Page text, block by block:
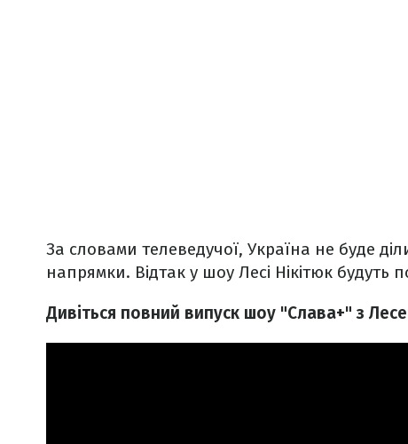
За словами телеведучої, Україна не буде
напрямки. Відтак у шоу Лесі Нікітюк будуть
Дивіться повний випуск шоу "Слава+" з